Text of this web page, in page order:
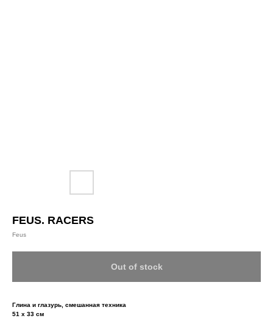
FEUS. RACERS
Feus
Out of stock
Глина и глазурь, смешанная техника
51 х 33 см